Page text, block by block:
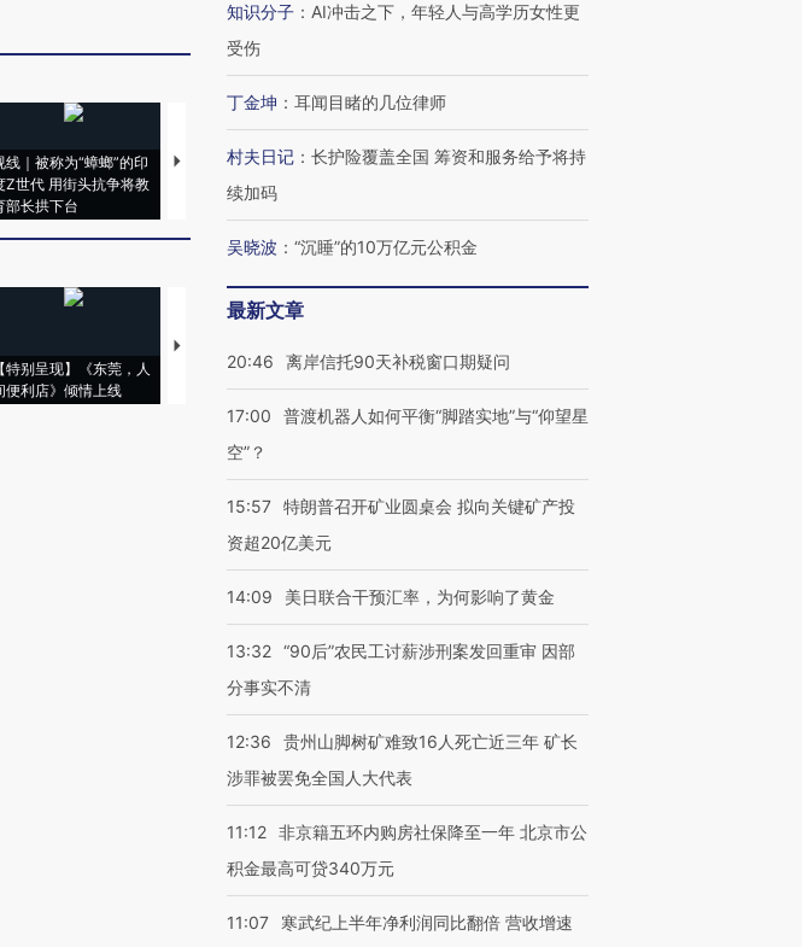
线｜被称为“蟑螂”的印
Z世代 用街头抗争将教
部长拱下台
视线｜“入侵”还是“人道危
机”？难民潮撕裂西班牙
飞地休达
湖北宜昌局部短时降雨
哈尔滨遭遇短时极端强降
【特别呈现】《东莞，人
便利店》倾情上线
【推广】走进第四届链博
会，让数智科技“链”接产
【特别呈现】寻找100种
有意思的生活方式·第三对
住三大增长引擎是什么？
知识分子 ： AI冲击之下，年轻人与高学历女性更
受伤
丁金坤 ： 耳闻目睹的几位律师
村夫日记 ： 长护险覆盖全国 筹资和服务给予将持
续加码
吴晓波 ： “沉睡”的10万亿元公积金
最新文章
20:46 离岸信托90天补税窗口期疑问
17:00
普渡机器人如何平衡“脚踏实地”与“仰望星
空”？
15:57 特朗普召开矿业圆桌会 拟向关键矿产投
资超20亿美元
14:09 美日联合干预汇率，为何影响了黄金
13:32 “90后”农民工讨薪涉刑案发回重审 因部
分事实不清
12:36
贵州山脚树矿难致16人死亡近三年 矿长
涉罪被罢免全国人大代表
11:12 非京籍五环内购房社保降至一年 北京市公
积金最高可贷340万元
11:07
寒武纪上半年净利润同比翻倍 营收增速